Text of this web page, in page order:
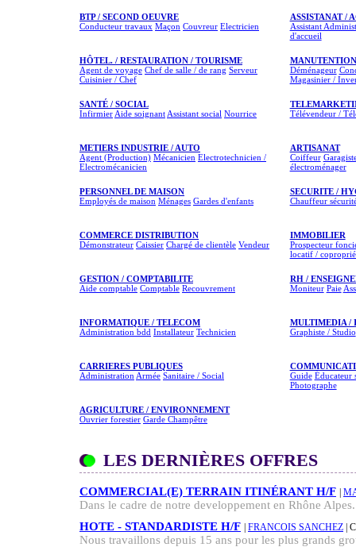
BTP / SECOND OEUVRE
Conducteur travaux Maçon Couvreur Electricien
ASSISTANAT /
Assistant
d'accueil
HÔTEL. / RESTAURATION / TOURISME
Agent de voyage Chef de salle / de rang Serveur
Cuisinier / Chef
Déménageur
Magasinier /
SANTÉ / SOCIAL
Infirmier Aide soignant Assistant social Nourrice
Télévendeur /
METIERS INDUSTRIE / AUTO
Agent (Production) Mécanicien Electrotechnicien /
Electromécanicien
ARTISANAT
Coiffeur
électroménager
PERSONNEL DE MAISON
Employés de maison Ménages Gardes d'enfants
SECURITE /
Chauffeur
COMMERCE DISTRIBUTION
Démonstrateur Caissier Chargé de clientèle Vendeur
IMMOBILIER
Prospecteur
locatif /
GESTION / COMPTABILITE
Aide comptable Comptable Recouvrement
RH /
Moniteur Paie
INFORMATIQUE / TELECOM
Administration bdd Installateur Technicien
MULTIMEDIA /
Graphiste / Studio
CARRIERES PUBLIQUES
Administration Armée Sanitaire / Social
Guide Éducateur
Photographe
AGRICULTURE / ENVIRONNEMENT
Ouvrier forestier Garde Champêtre
LES DERNIÈRES OFFRES
COMMERCIAL(E) TERRAIN ITINÉRANT H/F
Dans le cadre de notre developpement en Rhône
HOTE - STANDARDISTE H/F
FRANCOIS SANCHEZ |
Nous travaillons depuis 15 ans pour les plus grands